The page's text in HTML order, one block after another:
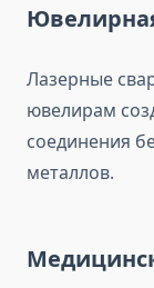
Лазерные
ювелирам
соединения
металлов.